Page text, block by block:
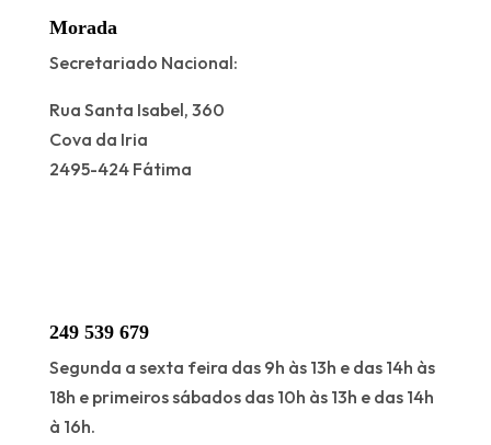
Morada
Secretariado Nacional:
Rua Santa Isabel, 360
Cova da Iria
2495-424 Fátima
249 539 679
Segunda a sexta feira das 9h às 13h e das 14h às
18h e primeiros sábados das 10h às 13h e das 14h
à 16h.